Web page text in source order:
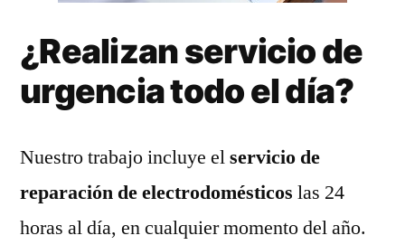
¿Realizan servicio de
urgencia todo el día?
Nuestro trabajo incluye elservicio de
reparación de electrodomésticos las 24
horas al día, en cualquier momento del año.